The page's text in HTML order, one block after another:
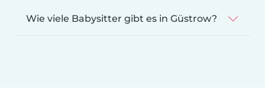
Wie viele Babysitter gibt es in Güstrow?